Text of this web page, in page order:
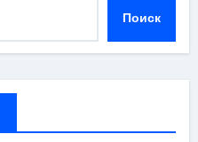
Поиск